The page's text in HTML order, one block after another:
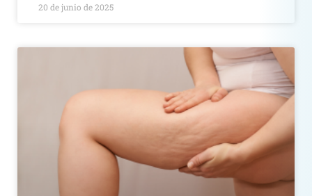
20 de junio de 2025